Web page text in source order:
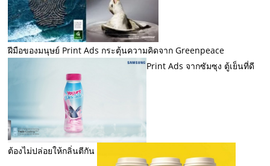
ฝีมือของมนุษย์ Print Ads กระตุ้นความคิดจาก Greenpeace
Print Ads จากซัมซุง ตู้เย็นที่ดี
ต้องไม่ปล่อยให้กลิ่นตีกัน